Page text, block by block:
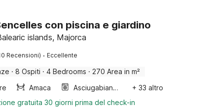
con piscina e giardino
islands, Majorca
Recensioni) · Eccellente
· 8 Ospiti · 4 Bedrooms · 270 Area in m²
Amaca Asciugabiancheria
+ 33 altro
gratuita 30 giorni prima del check-in